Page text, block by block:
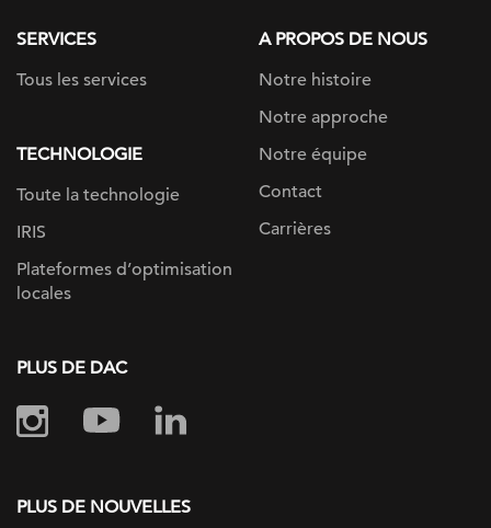
SERVICES
Tous les services
TECHNOLOGIE
Toute la technologie
IRIS
Plateformes d’optimisation
locales
A PROPOS DE NOUS
Notre histoire
Notre approche
Notre équipe
Contact
Carrières
PLUS DE DAC
PLUS DE NOUVELLES